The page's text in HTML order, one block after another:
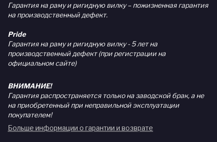
Гарантия на раму и ригидную вилку – пожизненная гарантия
на производственный дефект.
Pride
Гарантия на раму и ригидную вилку - 5 лет на
производственный дефект (при регистрации на
официальном сайте)
ВНИМАНИЕ!
Гарантия распространяется только на заводской брак, а не
на приобретенный при неправильной эксплуатации
покупателем!
Больше информации о гарантии и возврате